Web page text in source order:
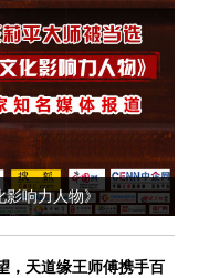
影响力人物》
，天道缘王师傅携手百